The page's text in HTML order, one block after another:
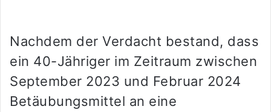
Nachdem der Verdacht bestand, dass
ein 40-Jähriger im Zeitraum zwischen
September 2023 und Februar 2024
Betäubungsmittel an eine